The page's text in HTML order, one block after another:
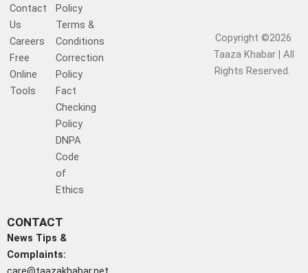
Contact
Us
Careers
Free
Online
Tools
Policy
Terms &
Conditions
Correction
Policy
Fact
Checking
Policy
DNPA
Code
of
Ethics
CONTACT
News Tips &
Complaints:
Copyright ©2026
Taaza Khabar | All
Rights Reserved.​